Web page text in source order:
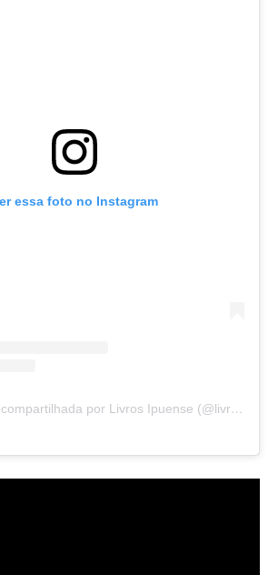
essa foto no Instagram
Uma publicação compartilhada por Livros Ipuense (@livraria.papelaria_ipuense)